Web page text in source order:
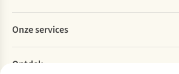
Betalen
Levering
Retourneren
Bestelling herroepen
Explore More
Verantwoord ondernemen
Over Ayacucho
Onze services
Ontdek